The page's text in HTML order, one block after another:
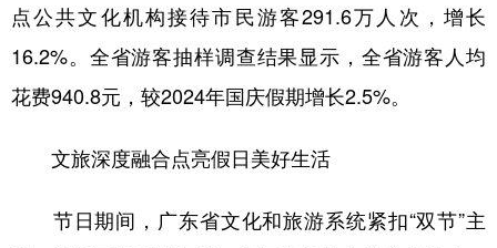
辽宁 吉林 上海 江苏
广东 广西 海南
四川 贵州 云南 西藏
点公共文化机构接待市民游客291.6万人次，增长
16.2%。全省游客抽样调查结果显示，全省游客人均
花费940.8元，较2024年国庆假期增长2.5%。
文旅深度融合点亮假日美好生活
节日期间，广东省文化和旅游系统紧扣“双节”主